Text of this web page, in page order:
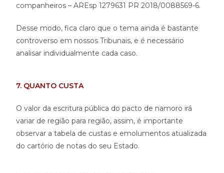
companheiros – AREsp 1279631 PR 2018/0088569-6.
Desse modo, fica claro que o tema ainda é bastante
controverso em nossos Tribunais, e é necessário
analisar individualmente cada caso.
7. QUANTO CUSTA
O valor da escritura pública do pacto de namoro irá
variar de região para região, assim, é importante
observar a tabela de custas e emolumentos atualizada
do cartório de notas do seu Estado.